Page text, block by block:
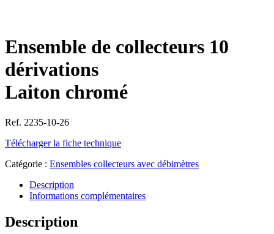
Ensemble de collecteurs 10
dérivations
Laiton chromé
Ref. 2235-10-26
Télécharger la fiche technique
Catégorie : Ensembles collecteurs avec débimètres
Description
Informations complémentaires
Description